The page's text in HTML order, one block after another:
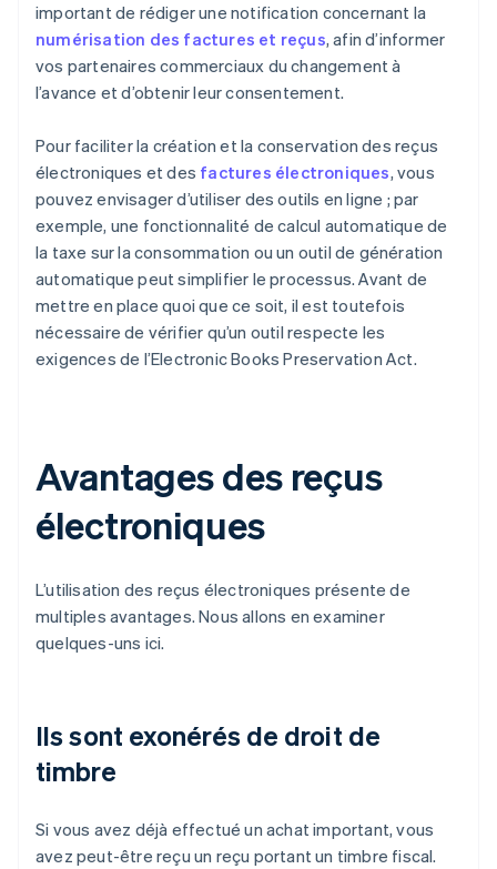
important de rédiger une notification concernant la
numérisation des factures et reçus, afin d’informer
vos partenaires commerciaux du changement à
l’avance et d’obtenir leur consentement.
Pour faciliter la création et la conservation des reçus
électroniques et des factures électroniques, vous
pouvez envisager d’utiliser des outils en ligne ; par
exemple, une fonctionnalité de calcul automatique de
la taxe sur la consommation ou un outil de génération
automatique peut simplifier le processus. Avant de
mettre en place quoi que ce soit, il est toutefois
nécessaire de vérifier qu’un outil respecte les
exigences de l’Electronic Books Preservation Act.
Avantages des reçus
électroniques
L’utilisation des reçus électroniques présente de
multiples avantages. Nous allons en examiner
quelques-uns ici.
Ils sont exonérés de droit de
timbre
Si vous avez déjà effectué un achat important, vous
avez peut-être reçu un reçu portant un timbre fiscal.